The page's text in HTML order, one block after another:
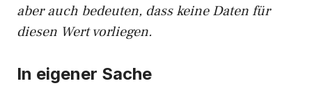
aber auch bedeuten, dass keine Daten für
diesen Wert vorliegen.
In eigener Sache